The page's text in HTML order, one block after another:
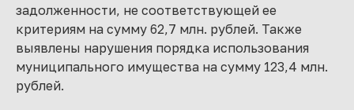
задолженности, не соответствующей ее
критериям на сумму 62,7 млн. рублей. Также
выявлены нарушения порядка использования
муниципального имущества на сумму 123,4 млн.
рублей.